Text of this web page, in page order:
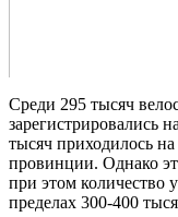
Среди 295 тысяч
зарегистрировались
тысяч приходилось
провинции. Однако
при этом количество
пределах 300-400